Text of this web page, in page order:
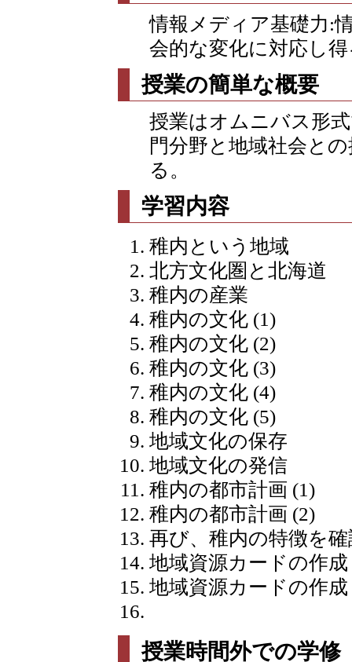
情報メディア基礎力:
会的な変化に対応し
授業の簡単な概要
授業はオムニバス形
門分野と地域社会と
る。
学習内容
稚内という地域
北方文化圏と北海道
稚内の産業
稚内の文化 (1)
稚内の文化 (2)
稚内の文化 (3)
稚内の文化 (4)
稚内の文化 (5)
地域文化の保存
地域文化の発信
稚内の都市計画 (1)
稚内の都市計画 (2)
再び、稚内の特徴を
地域資源カードの作成
地域資源カードの作成
授業時間外での学修